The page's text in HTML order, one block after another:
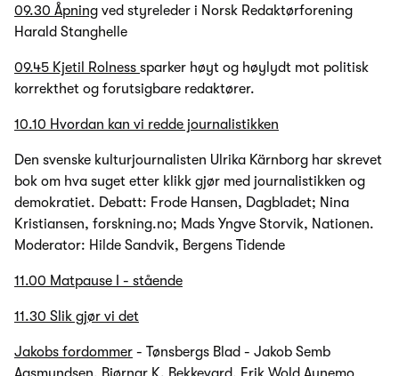
09.30 Åpning ved styreleder i Norsk Redaktørforening
Harald Stanghelle
09.45 Kjetil Rolness sparker høyt og høylydt mot politisk
korrekthet og forutsigbare redaktører.
10.10 Hvordan kan vi redde journalistikken
Den svenske kulturjournalisten Ulrika Kärnborg har skrevet
bok om hva suget etter klikk gjør med journalistikken og
demokratiet. Debatt: Frode Hansen, Dagbladet; Nina
Kristiansen, forskning.no; Mads Yngve Storvik, Nationen.
Moderator: Hilde Sandvik, Bergens Tidende
11.00 Matpause I - stående
11.30 Slik gjør vi det
Jakobs fordommer - Tønsbergs Blad - Jakob Semb